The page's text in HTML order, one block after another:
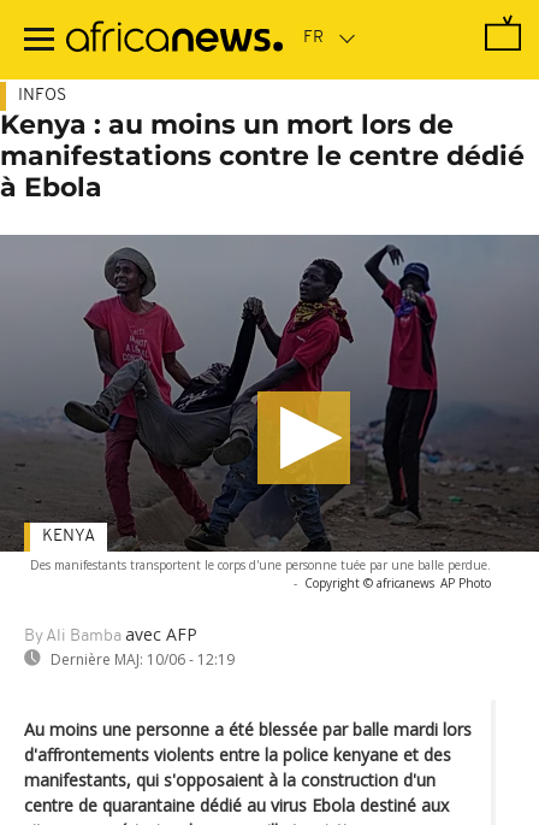
contenu
INFOS
Kenya : au moins un mort lors de
manifestations contre le centre dédié
à Ebola
Des manifestants transportent le corps d'une personne tuée par une balle perdue.
- Copyright © africanews AP Photo
By Ali Bamba avec AFP
Dernière MAJ: 10/06 - 12:19
KENYA
Au moins une personne a été blessée par balle mardi lors
d'affrontements violents entre la police kenyane et des
manifestants, qui s'opposaient à la construction d'un
centre de quarantaine dédié au virus Ebola destiné aux